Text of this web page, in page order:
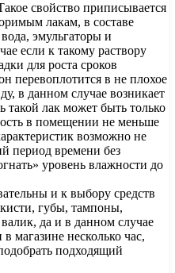
свойство приписывается
лакам, в составе
эмульгаторы и
если к такому раствору
для роста сроков
перевоплотится в не плохое
в данном случае возникает
такой лак может быть только
в помещении не меньше
возможно не
период времени без
уровень влажности до
и к выбору средств
губы, тампоны,
да и в данном случае
магазине несколько час,
подходящий